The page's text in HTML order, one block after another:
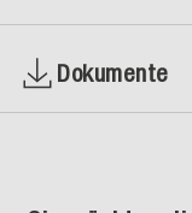
Dokumente